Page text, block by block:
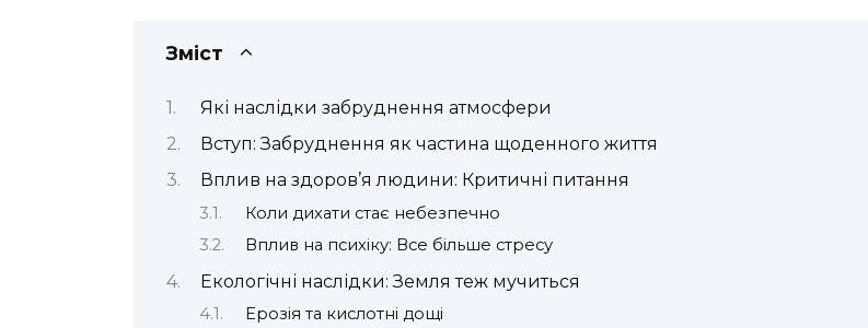
Зміст
Які наслідки забруднення атмосфери
Вступ: Забруднення як частина щоденного життя
Вплив на здоров’я людини: Критичні питання
Коли дихати стає небезпечно
Вплив на психіку: Все більше стресу
Екологічні наслідки: Земля теж мучиться
Ерозія та кислотні дощі